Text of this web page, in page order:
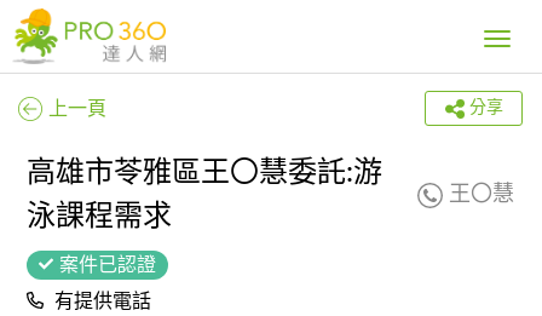
Toggle
上一頁 分享
高雄市苓雅區王〇慧委託:游
泳課程需求
王〇慧
案件已認證
有提供電話